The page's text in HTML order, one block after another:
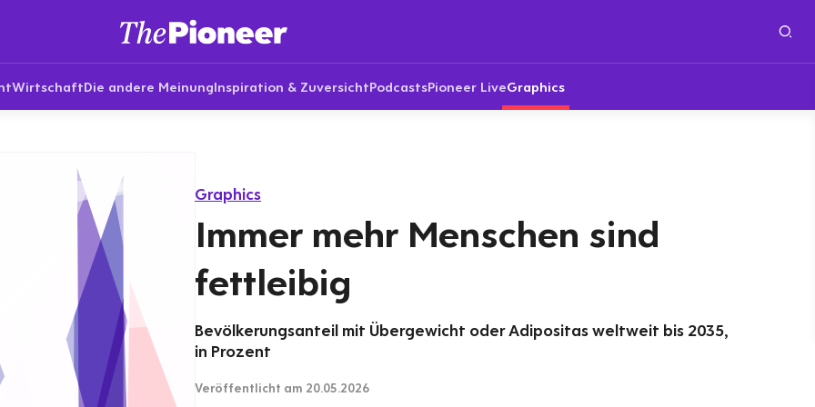
WirtschaftDie andere MeinungInspiration & ZuversichtPodcastsPioneer LiveGraphics
Graphics
Immer mehr Menschen sind
fettleibig
Bevölkerungsanteil mit Übergewicht oder Adipositas weltweit bis 2035,
in Prozent
Veröffentlicht am 20.05.2026